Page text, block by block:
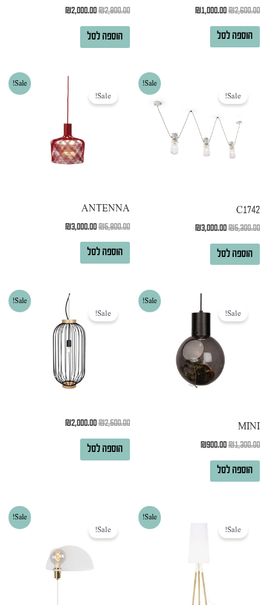
₪2,600.00
₪1,000.00
הוספה לסל
₪2,800.00
₪2,000.00
הוספה לסל
Sale!
Sale!
C1742
₪5,300.00
המקורי
היה:
₪3,000.00
₪3,000.00.
הוספה לסל
Sale!
Sale!
ANTENNA
₪5,800.00
המקורי
היה:
₪5,800.00.
₪3,000.00
הוספה לסל
Sale!
Sale!
MINI
₪1,300.00
המקורי
היה:
₪1,300.00.
₪900.00
הנוכחי
₪900.00.
הוספה לסל
Sale!
Sale!
₪2,500.00
המקורי
היה:
₪2,500.00.
₪2,000.00
הנוכחי
הוא:
₪2,000.00.
הוספה לסל
Sale!
Sale!
המקורי
היה:
Sale!
Sale!
המקורי
היה:
₪600.00.
₪400.00.